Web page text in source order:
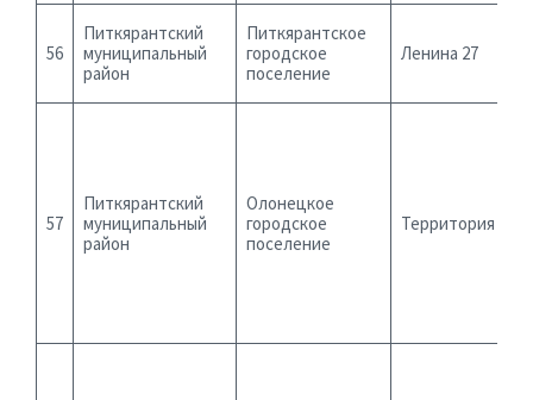
56
Питкярантский
муниципальный
район
Питкярантское
городское
поселение
Ленина 27
57
Питкярантский
муниципальный
район
Олонецкое
городское
поселение
Территория 12